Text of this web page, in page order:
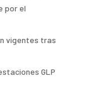
por el
vigentes tras
GLP